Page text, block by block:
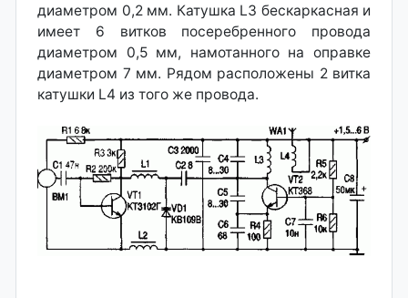
диаметром 0,2 мм. Катушка L3 бескаркасная и
имеет 6 витков посеребренного провода
диаметром 0,5 мм, намотанного на оправке
диаметром 7 мм. Рядом расположены 2 витка
катушки L4 из того же провода.